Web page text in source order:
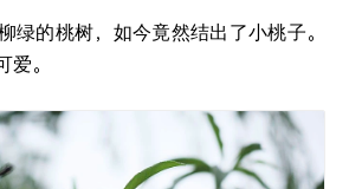
绿的桃树，如今竟然结出了小桃子。
。